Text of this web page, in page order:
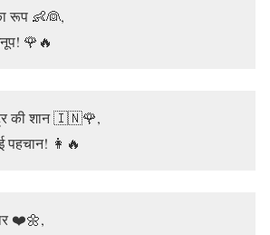
रूप 👶👰,
🌹🔥
की शान 🇮🇳🌹,
पहचान! 👩🔥
❤️🌼,